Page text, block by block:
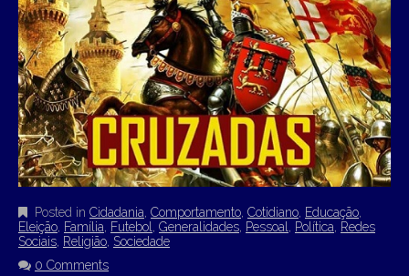
Posted in Cidadania, Comportamento, Cotidiano, Educação,
Eleição, Família, Futebol, Generalidades, Pessoal, Política, Redes
Sociais, Religião, Sociedade
0 Comments